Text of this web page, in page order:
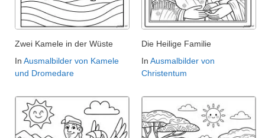
Zwei Kamele in der Wüste
In Ausmalbilder von Kamele
und Dromedare
Die Heilige Familie
In Ausmalbilder von
Christentum